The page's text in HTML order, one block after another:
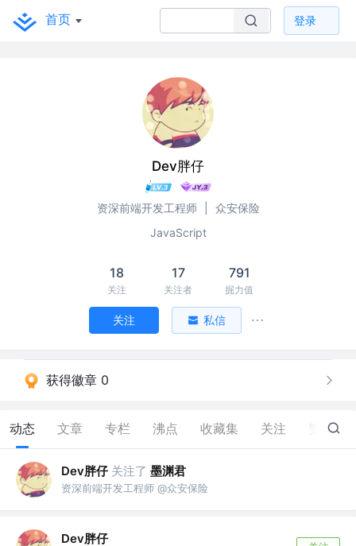
首页 登录
Dev胖仔
资深前端开发工程师
众安保险
JavaScript
18
关注
17
关注者
791
掘力值
关注 私信
获得徽章 0
动态 文章 专栏 沸点 收藏集 关注 1
Dev胖仔 关注了 墨渊君
资深前端开发工程师 @众安保险
Dev胖仔